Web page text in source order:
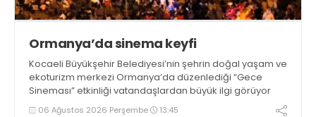
Ormanya’da sinema keyfi
Kocaeli Büyükşehir Belediyesi’nin şehrin doğal yaşam ve
ekoturizm merkezi Ormanya’da düzenlediği “Gece
Sineması” etkinliği vatandaşlardan büyük ilgi görüyor
06 Ağustos 2026 Perşembe 13:45